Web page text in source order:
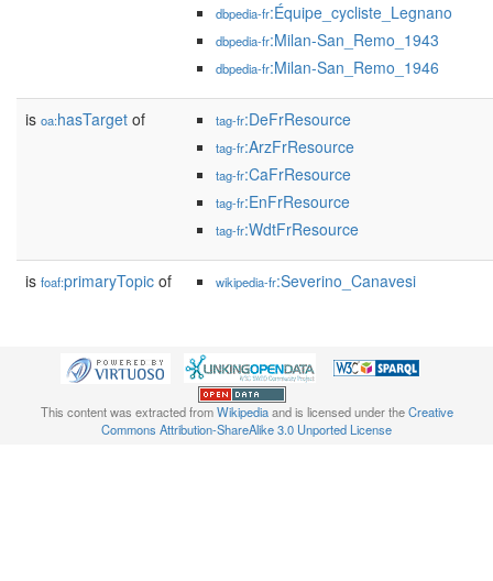
dbpedia-fr:Équipe_cycliste_Legnano
dbpedia-fr:Milan-San_Remo_1943
dbpedia-fr:Milan-San_Remo_1946
is oa:hasTarget of tag-fr:DeFrResource
tag-fr:ArzFrResource
tag-fr:CaFrResource
tag-fr:EnFrResource
tag-fr:WdtFrResource
is foaf:primaryTopic of wikipedia-fr:Severino_Canavesi
This content was extracted fromWikipediaand is licensed under theCreative
Commons Attribution-ShareAlike 3.0 Unported License